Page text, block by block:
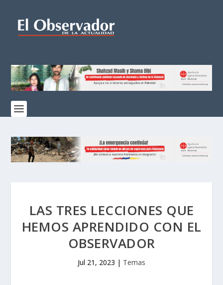
LAS TRES LECCIONES QUE
HEMOS APRENDIDO CON EL
OBSERVADOR
Jul 21, 2023 | Temas